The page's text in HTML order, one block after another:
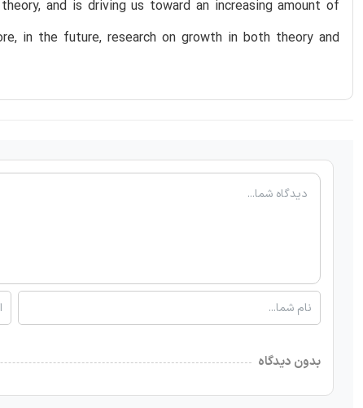
and is driving us toward an increasing amount of
in the future, research on growth in both theory and
بدون دیدگاه